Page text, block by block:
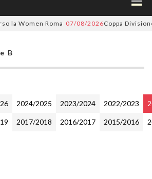
Roma 07/08/2026Coppa Divisione, si
B
2024/2025 2023/2024 2022/2023
2017/2018 2016/2017 2015/2016